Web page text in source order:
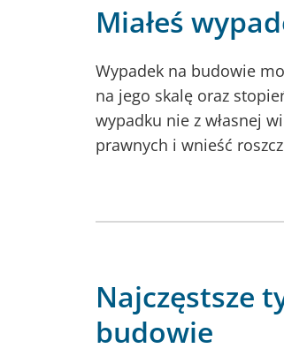
Miałeś
Wypadek na budowie
na jego skalę oraz
wypadku nie z własnej
prawnych i wnieść
Najczęstsze
budowie